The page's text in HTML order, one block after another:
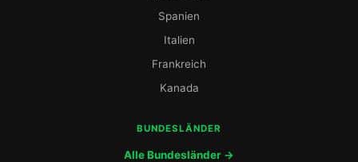
Spanien
Italien
Frankreich
Kanada
BUNDESLÄNDER
Alle Bundesländer →